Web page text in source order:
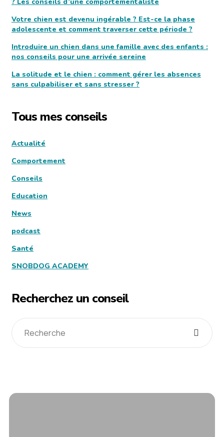
Votre chien est devenu ingérable ? Est-ce la phase
adolescente et comment traverser cette période ?
Introduire un chien dans une famille avec des enfants :
nos conseils pour une arrivée sereine
La solitude et le chien : comment gérer les absences
sans culpabiliser et sans stresser ?
Tous mes conseils
Actualité
Comportement
Conseils
Education
News
podcast
Santé
SNOBDOG ACADEMY
Recherchez un conseil